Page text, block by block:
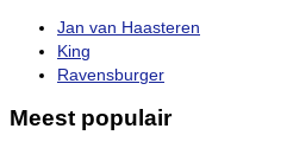
Jan van Haasteren
King
Ravensburger
Meest populair